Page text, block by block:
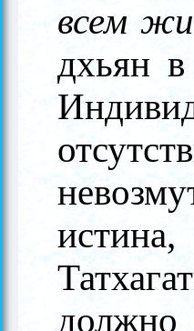
всем
дхьян в